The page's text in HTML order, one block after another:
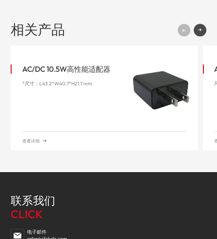
相关产品
AC/DC 10.5W高性能适配器
*尺寸：L43.2*W40.7*H21.7 mm
查看详细
联系我们
CLICK
电子邮件